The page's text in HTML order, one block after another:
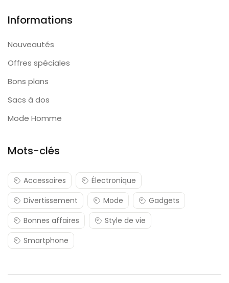
Informations
Nouveautés
Offres spéciales
Bons plans
Sacs à dos
Mode Homme
Mots-clés
Accessoires
Électronique
Divertissement
Mode
Gadgets
Bonnes affaires
Style de vie
Smartphone